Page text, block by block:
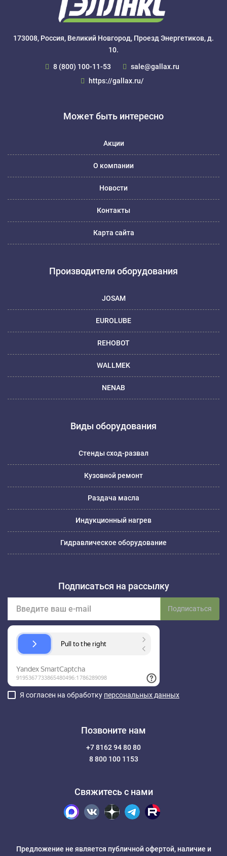
173008, Россия, Великий Новгород, Проезд Энергетиков, д.
10.
8 (800) 100-11-53
sale@gallax.ru
https://gallax.ru/
Может быть интересно
Акции
О компании
Новости
Контакты
Карта сайта
Производители оборудования
JOSAM
EUROLUBE
REHOBOT
WALLMEK
NENAB
Виды оборудования
Стенды сход-развал
Кузовной ремонт
Раздача масла
Индукционный нагрев
Гидравлическое оборудование
Подписаться на рассылку
Подписаться
Я согласен на обработку персональных данных
Позвоните нам
+7 8162 94 80 80
8 800 100 1153
Свяжитесь с нами
Предложение не является публичной офертой, наличие и